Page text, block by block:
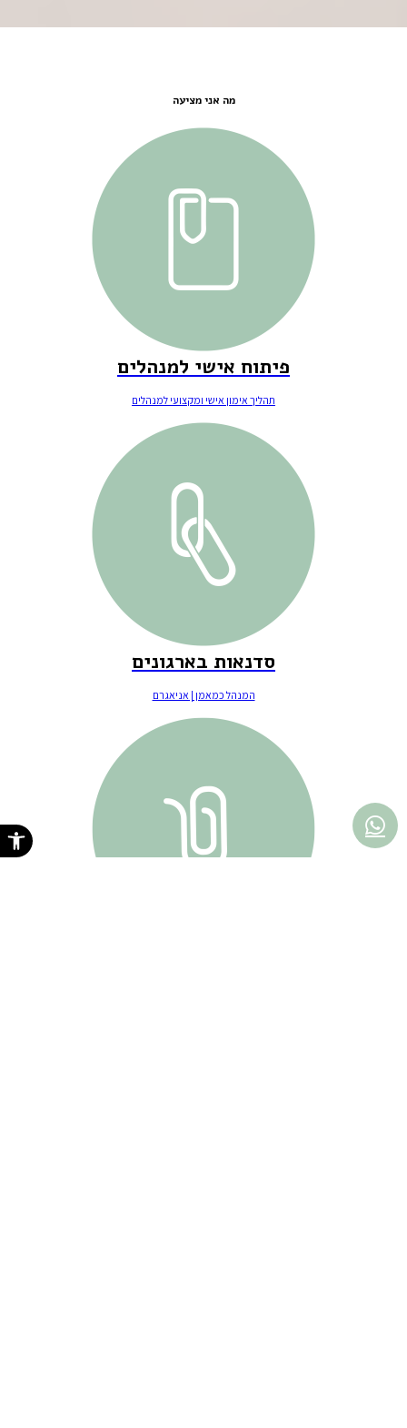
פתח סרגל נגישות
מה אני מציעה
פיתוח אישי למנהלים
תהליך אימון אישי ומקצועי למנהלים
סדנאות בארגונים
המנהל כמאמן | אניאגרם